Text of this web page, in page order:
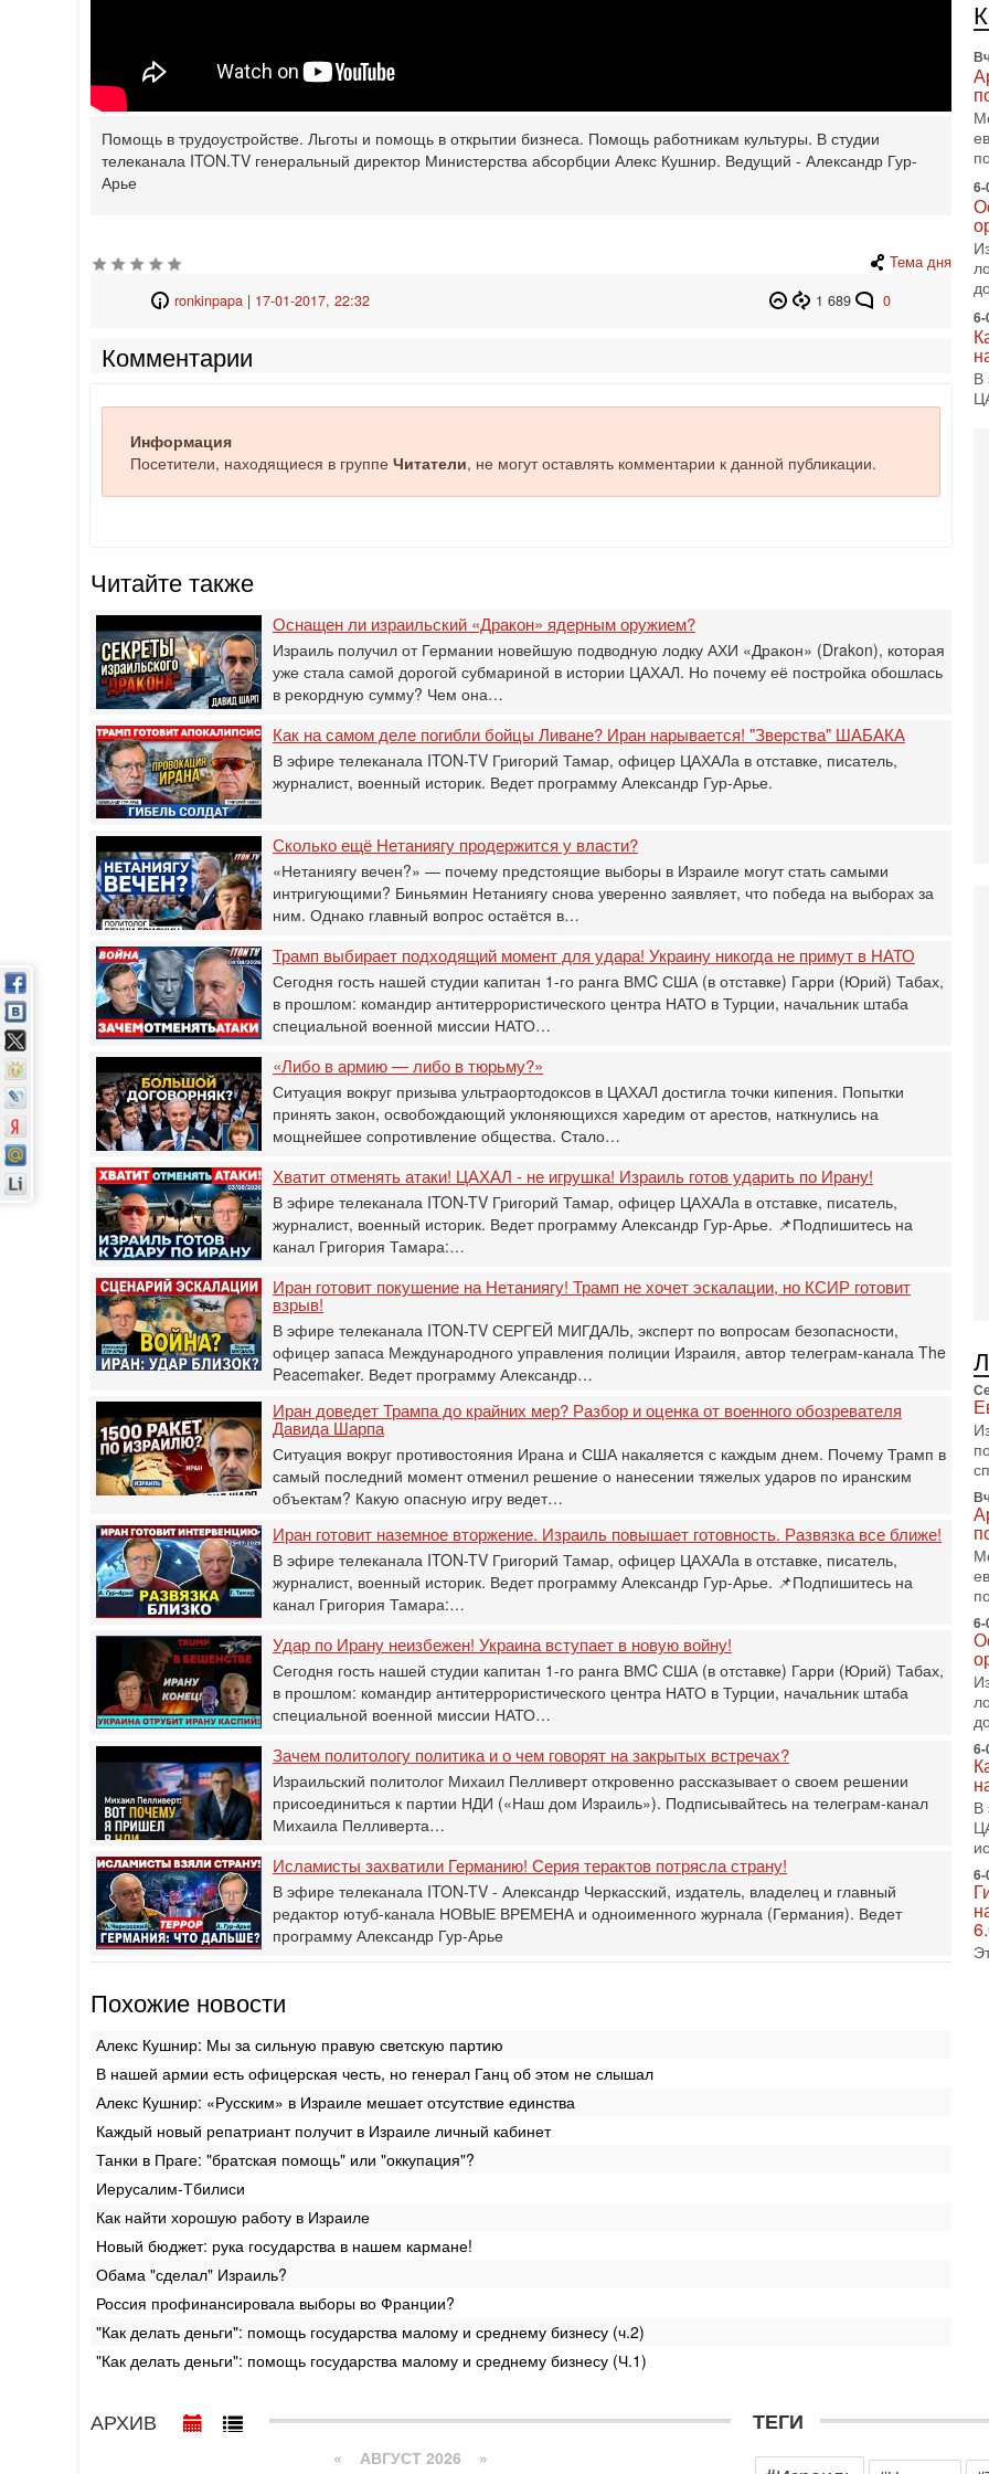
Помощь в трудоустройстве. Льготы и помощь в открытии бизнеса. Помощь работникам культуры. В студии
телеканала ITON.TV генеральный директор Министерства абсорбции Алекс Кушнир. Ведущий - Александр Гур-
Арье
Тема дня
1 689
0
ronkinpapa| 17-01-2017, 22:32
Комментарии
Информация
Посетители, находящиеся в группе Читатели, не могут оставлять комментарии к данной публикации.
Читайте также
Оснащен ли израильский «Дракон» ядерным оружием?
Израиль получил от Германии новейшую подводную лодку АХИ «Дракон» (Drakon), которая
уже стала самой дорогой субмариной в истории ЦАХАЛ. Но почему её постройка обошлась
в рекордную сумму? Чем она…
Как на самом деле погибли бойцы Ливане? Иран нарывается! "Зверства" ШАБАКА
В эфире телеканала ITON-TV Григорий Тамар, офицер ЦАХАЛа в отставке, писатель,
журналист, военный историк. Ведет программу Александр Гур-Арье.
Сколько ещё Нетаниягу продержится у власти?
«Нетаниягу вечен?» — почему предстоящие выборы в Израиле могут стать самыми
интригующими? Биньямин Нетаниягу снова уверенно заявляет, что победа на выборах за
ним. Однако главный вопрос остаётся в…
Трамп выбирает подходящий момент для удара! Украину никогда не примут в НАТО
Сегодня гость нашей студии капитан 1-го ранга ВМC США (в отставке) Гарри (Юрий) Табах,
в прошлом: командир антитеррористического центра НАТО в Турции, начальник штаба
специальной военной миссии НАТО…
«Либо в армию — либо в тюрьму?»
Ситуация вокруг призыва ультраортодоксов в ЦАХАЛ достигла точки кипения. Попытки
принять закон, освобождающий уклоняющихся харедим от арестов, наткнулись на
мощнейшее сопротивление общества. Стало…
Хватит отменять атаки! ЦАХАЛ - не игрушка! Израиль готов ударить по Ирану!
В эфире телеканала ITON-TV Григорий Тамар, офицер ЦАХАЛа в отставке, писатель,
журналист, военный историк. Ведет программу Александр Гур-Арье. 📌Подпишитесь на
канал Григория Тамара:…
Иран готовит покушение на Нетаниягу! Трамп не хочет эскалации, но КСИР готовит
взрыв!
В эфире телеканала ITON-TV СЕРГЕЙ МИГДАЛЬ, эксперт по вопросам безопасности,
офицер запаса Международного управления полиции Израиля, автор телеграм-канала The
Peacemaker. Ведет программу Александр…
Иран доведет Трампа до крайних мер? Разбор и оценка от военного обозревателя
Давида Шарпа
Ситуация вокруг противостояния Ирана и США накаляется с каждым днем. Почему Трамп в
самый последний момент отменил решение о нанесении тяжелых ударов по иранским
объектам? Какую опасную игру ведет…
Иран готовит наземное вторжение. Израиль повышает готовность. Развязка все ближе!
В эфире телеканала ITON-TV Григорий Тамар, офицер ЦАХАЛа в отставке, писатель,
журналист, военный историк. Ведет программу Александр Гур-Арье. 📌Подпишитесь на
канал Григория Тамара:…
Удар по Ирану неизбежен! Украина вступает в новую войну!
Сегодня гость нашей студии капитан 1-го ранга ВМC США (в отставке) Гарри (Юрий) Табах,
в прошлом: командир антитеррористического центра НАТО в Турции, начальник штаба
специальной военной миссии НАТО…
Зачем политологу политика и о чем говорят на закрытых встречах?
Израильский политолог Михаил Пелливерт откровенно рассказывает о своем решении
присоединиться к партии НДИ («Наш дом Израиль»). Подписывайтесь на телеграм-канал
Михаила Пелливерта…
Исламисты захватили Германию! Серия терактов потрясла страну!
В эфире телеканала ITON-TV - Александр Черкасский, издатель, владелец и главный
редактор ютуб-канала НОВЫЕ ВРЕМЕНА и одноименного журнала (Германия). Ведет
программу Александр Гур-Арье
Похожие новости
Алекс Кушнир: Мы за сильную правую светскую партию
В нашей армии есть офицерская честь, но генерал Ганц об этом не слышал
Алекс Кушнир: «Русским» в Израиле мешает отсутствие единства
Каждый новый репатриант получит в Израиле личный кабинет
Танки в Праге: "братская помощь" или "оккупация"?
Иерусалим-Тбилиси
Как найти хорошую работу в Израиле
Новый бюджет: рука государства в нашем кармане!
Обама "сделал" Израиль?
Россия профинансировала выборы во Франции?
"Как делать деньги": помощь государства малому и среднему бизнесу (ч.2)
"Как делать деньги": помощь государства малому и среднему бизнесу (Ч.1)
6-
6-
В
В
3-
2-
6-
6-
В
6-
АРХИВ
« АВГУСТ 2026 »
ТЕГИ